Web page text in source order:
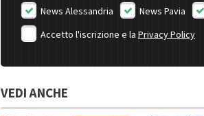
News Alessandria
News Pavia
Accetto l'iscrizione e la Privacy Policy
VEDI ANCHE